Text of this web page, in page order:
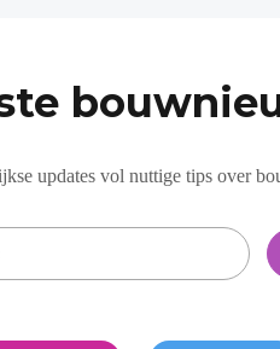
updates vol nuttige tips over